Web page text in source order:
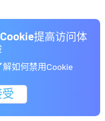
提高访问体
解如何禁用Cookie